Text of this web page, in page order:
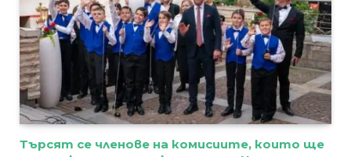
Търсят се членове на комисиите, които ще